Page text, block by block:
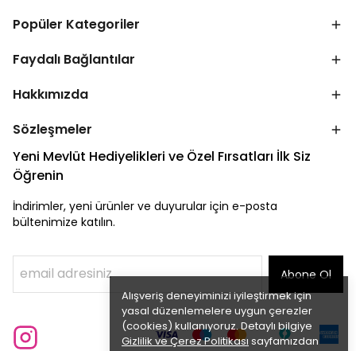
Alışveriş deneyiminizi iyileştirmek için
yasal düzenlemelere uygun çerezler
(cookies) kullanıyoruz. Detaylı bilgiye
Gizlilik ve Çerez Politikası sayfamızdan
Popüler Kategoriler
Faydalı Bağlantılar
Hakkımızda
Sözleşmeler
Yeni Mevlüt Hediyelikleri ve Özel Fırsatları İlk Siz
Öğrenin
İndirimler, yeni ürünler ve duyurular için e-posta
bültenimize katılın.
Abone Ol